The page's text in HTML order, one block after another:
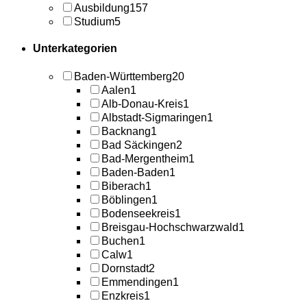
Ausbildung157
Studium5
Unterkategorien
Baden-Württemberg20
Aalen1
Alb-Donau-Kreis1
Albstadt-Sigmaringen1
Backnang1
Bad Säckingen2
Bad-Mergentheim1
Baden-Baden1
Biberach1
Böblingen1
Bodenseekreis1
Breisgau-Hochschwarzwald1
Buchen1
Calw1
Dornstadt2
Emmendingen1
Enzkreis1